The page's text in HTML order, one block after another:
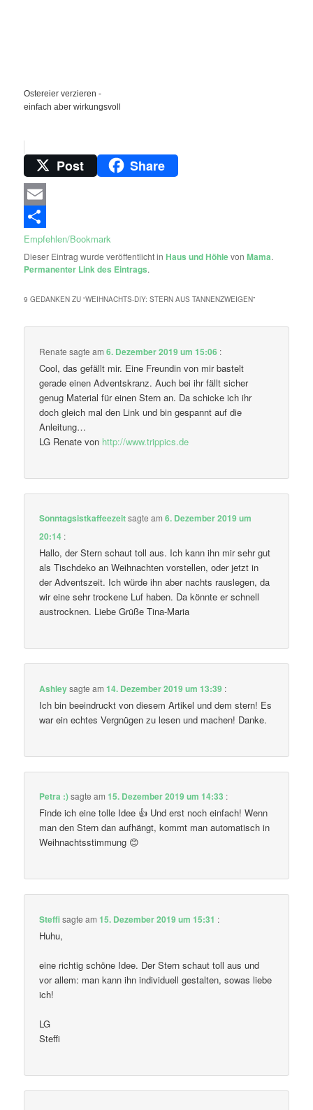
Ostereier verzieren -
einfach aber wirkungsvoll
Post Share
Email
Empfehlen/Bookmark
Dieser Eintrag wurde veröffentlicht inHaus und HöhlevonMama.
Permanenter Link des Eintrags.
9 GEDANKEN ZU “WEIHNACHTS-DIY: STERN AUS TANNENZWEIGEN”
Renate sagte am6. Dezember 2019 um 15:06 :
Cool, das gefällt mir. Eine Freundin von mir bastelt
gerade einen Adventskranz. Auch bei ihr fällt sicher
genug Material für einen Stern an. Da schicke ich ihr
doch gleich mal den Link und bin gespannt auf die
Anleitung…
LG Renate von http://www.trippics.de
Sonntagsistkaffeezeitsagte am6. Dezember 2019 um
20:14 :
Hallo, der Stern schaut toll aus. Ich kann ihn mir sehr gut
als Tischdeko an Weihnachten vorstellen, oder jetzt in
der Adventszeit. Ich würde ihn aber nachts rauslegen, da
wir eine sehr trockene Luf haben. Da könnte er schnell
austrocknen. Liebe Grüße Tina-Maria
Ashleysagte am14. Dezember 2019 um 13:39 :
Ich bin beeindruckt von diesem Artikel und dem stern! Es
war ein echtes Vergnügen zu lesen und machen! Danke.
Petra :)sagte am15. Dezember 2019 um 14:33 :
Finde ich eine tolle Idee 👍 Und erst noch einfach! Wenn
man den Stern dan aufhängt, kommt man automatisch in
Weihnachtsstimmung 😊
Steffisagte am15. Dezember 2019 um 15:31 :
Huhu,
eine richtig schöne Idee. Der Stern schaut toll aus und
vor allem: man kann ihn individuell gestalten, sowas liebe
ich!
LG
Steffi